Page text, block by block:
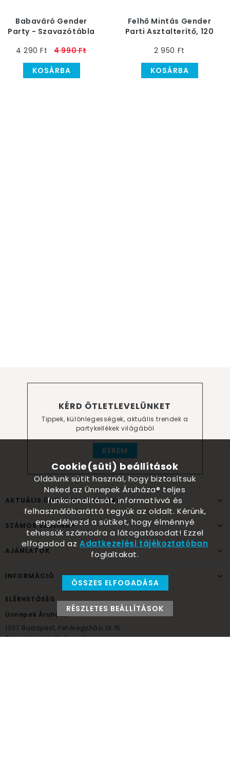
Babaváró Gender
Party - Szavazótábla
Lány?
4 290 Ft
4 990 Ft
KOSÁRBA
Felhő Mintás Gender
Parti Asztalterítő, 120
2 950 Ft
KOSÁRBA
KÉRD ÖTLETLEVELÜNKET
Tippek, különlegességek, aktuális trendek a
partykellékek világából
KÉREM
AKTUÁLIS ÜNNEPEK, ALKALMAK
SZÁMOS SZÜLINAP
AJÁNLATOK
INFORMÁCIÓ
ELÉRHETŐSÉG
Ünnepek Áruháza
1037 Budapest, Fehéregyházi út 15.
Személyes átvételi pont
Cookie(süti) beállítások
Oldalunk sütit használ, hogy biztosítsuk
Neked az Ünnepek Áruháza® teljes
funkcionalitását, informatívvá és
felhasználóbaráttá tegyük az oldalt. Kérünk,
engedélyezd a sütiket, hogy élménnyé
tehessük számodra a látogatásodat! Ezzel
elfogadod azAdatkezelési tájékoztatóban
foglaltakat.
ÖSSZES ELFOGADÁSA
RÉSZLETES BEÁLLÍTÁSOK